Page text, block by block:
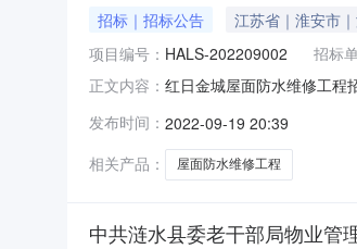
招标｜招标公告 江苏省｜淮安市
项目编号： HALS-202209002 招标
正文内容： 红日金城屋面防水维修工程
202209002二、项目简要说
水维修工程标段划分：一个
发布时间： 2022-09-19 20:39
相关产品：
屋面防水维修工程
中共涟水县委老干部局物业管